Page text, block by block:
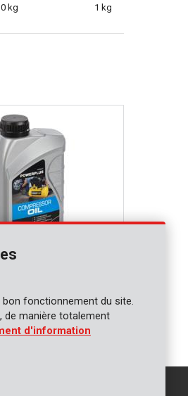
0 kg 1 kg
1L
fonctionnement du site.
de manière totalement
d'information